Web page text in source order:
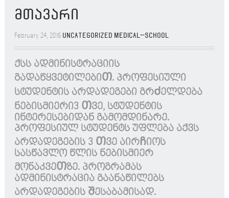
მთავარი
February 24, 2016 Uncategorized Medical_School
ქსს ადმინისტრაციის
გადაწყვეტილებიᲗ. პროფესიული
სტუდენტის არდადეგები გრᲫელდება
ნებისმიერი3 Თვე, სტუდენტის
ინტერესებიდან გამომდინარე.
პროფესიულ სტუდენტს უფლება აქვს
არდადეგების 3 Თვე აირᲩიოს
სასწავლო წლის ნებისმიერ
მონაკვეᲗზე. პროგრამას
ადმინისტრაცია გაანაწილებს
არდადეგების Შესაბამისად.